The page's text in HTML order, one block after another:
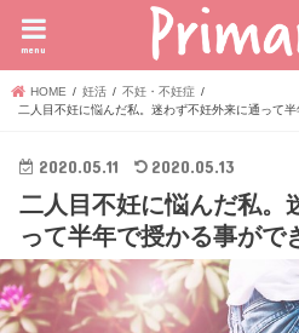
menu
HOME 妊活
不妊・不妊症
二人目不妊に悩んだ私。迷わず不妊外来に通って
2020.05.11 2020.05.13
二人目不妊に悩んだ私。
って半年で授かる事がで